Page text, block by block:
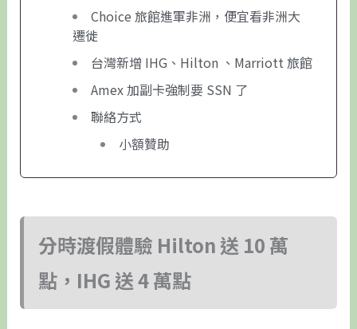
Choice 旅館進軍非洲，便宜看非洲大
遷徙
台灣新增 IHG、Hilton 、Marriott 旅館
Amex 加副卡強制要 SSN 了
聯絡方式
小額贊助
分時渡假體驗 Hilton 送 10 萬
點，IHG 送 4 萬點